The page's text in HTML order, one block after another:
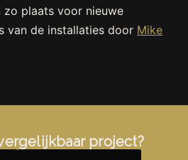
zo plaats voor nieuwe
van de installaties door Mike
project?